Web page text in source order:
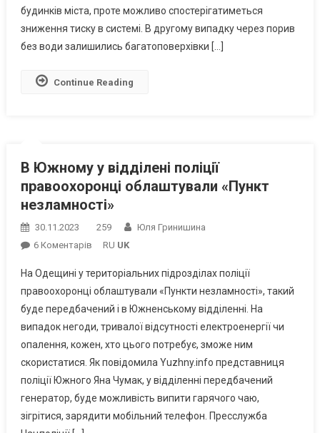
Декілька
Будинків
Залишились
будинків міста, проте можливо спостерігатиметься
зниження тиску в системі. В другому випадку через порив
без води залишились багатоповерхівки […]
Continue Reading
В Южному у відділені поліції
правоохоронці облаштували «Пункт
незламності»
30.11.2023 259
Юля Гринишина
6 КоментарівДо
Южному
У
Відділені
Поліції
Правоохоронці
Облаштували
«Пункт
Незламності»
RU UK
На Одещині у територіальних підрозділах поліції
правоохоронці облаштували «Пункти незламності», такий
буде передбачений і в Южненському відділенні. На
випадок негоди, тривалої відсутності електроенергії чи
опалення, кожен, хто цього потребує, зможе ним
скористатися. Як повідомила Yuzhny.info представниця
поліції Южного Яна Чумак, у відділенні передбачений
генератор, буде можливість випити гарячого чаю,
зігрітися, зарядити мобільний телефон. Пресслужба